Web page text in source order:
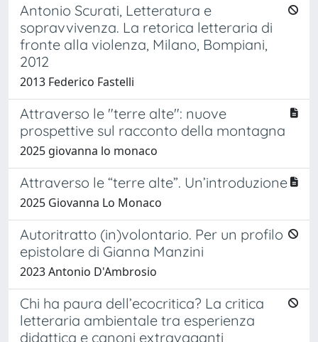
Antonio Scurati, Letteratura e
sopravvivenza. La retorica letteraria di
fronte alla violenza, Milano, Bompiani,
2012
2013 Federico Fastelli
Attraverso le "terre alte": nuove
prospettive sul racconto della montagna
2025 giovanna lo monaco
Attraverso le “terre alte”. Un’introduzione
2025 Giovanna Lo Monaco
Autoritratto (in)volontario. Per un profilo
epistolare di Gianna Manzini
2023 Antonio D'Ambrosio
Chi ha paura dell’ecocritica? La critica
letteraria ambientale tra esperienza
didattica e canoni extravaganti